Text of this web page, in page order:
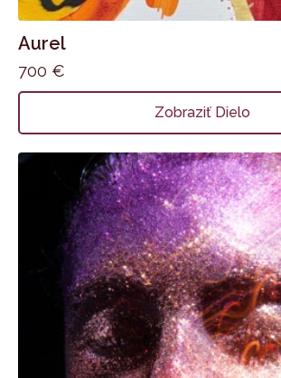
Aurel
700 €
Zobraziť Dielo